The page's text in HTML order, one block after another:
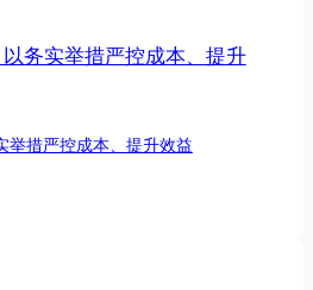
举措严控成本、提升效益